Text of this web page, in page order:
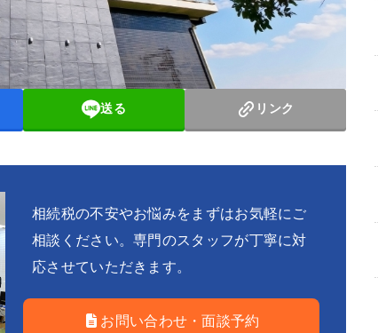
送る リンク
相続税の不安やお悩みをまずはお気軽にご
相談ください。専門のスタッフが丁寧に対
応させていただきます。
お問い合わせ・面談予約